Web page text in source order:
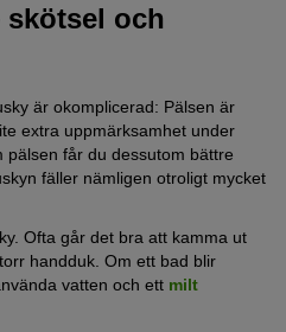
skötsel och
är okomplicerad: Pälsen är
extra uppmärksamhet under
pälsen får du dessutom bättre
fäller nämligen otroligt mycket
Ofta går det bra att kamma ut
handduk. Om ett bad blir
vatten och ett milt